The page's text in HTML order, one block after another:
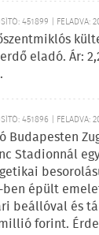
451899 | FELADVA:
eladó. Ár:
451896 | FELADVA:
Budapesten
Stadionnál
ben épült
beállóval és
forint.